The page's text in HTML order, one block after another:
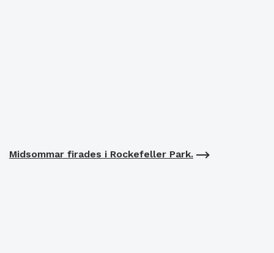
Midsommar firades i Rockefeller Park.